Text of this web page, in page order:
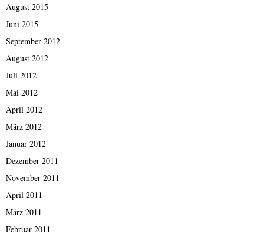
August 2015
Juni 2015
September 2012
August 2012
Juli 2012
Mai 2012
April 2012
März 2012
Januar 2012
Dezember 2011
November 2011
April 2011
März 2011
Februar 2011